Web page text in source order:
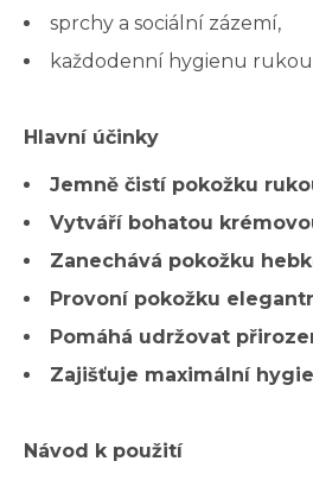
sprchy a sociální zázemí,
každodenní hygienu
Hlavní účinky
Jemně čistí pokožku
Vytváří bohatou
Zanechává pokožku
Provoní pokožku
Pomáhá udržovat
Zajišťuje maximální
Návod k použití